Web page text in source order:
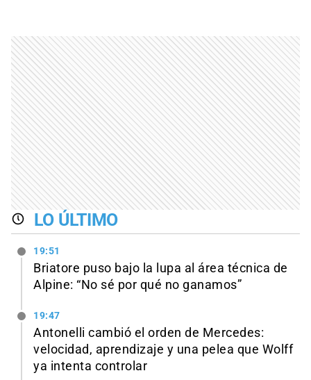
LO ÚLTIMO
19:51
Briatore puso bajo la lupa al área técnica de
Alpine: “No sé por qué no ganamos”
19:47
Antonelli cambió el orden de Mercedes:
velocidad, aprendizaje y una pelea que Wolff
ya intenta controlar